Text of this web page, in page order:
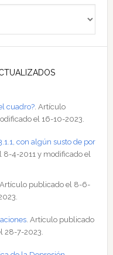
cuadro?. Artículo
el 16-10-2023.
con algún susto de por
4-2011 y modificado el
. Artículo publicado el 8-6-
. Artículo publicado
28-7-2023.